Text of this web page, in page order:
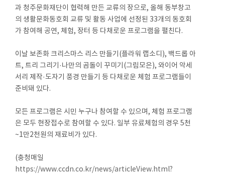
과 청주문화재단이 협력해 만든 교류의 장으로, 올해 동부창고
의 생활문화동호회 교류 및 활동 사업에 선정된 33개의 동호회
가 참여해 공연, 체험, 장터 등 다채로운 프로그램을 펼친다.
이날 보존화 크리스마스 리스 만들기(플라워 랩소디), 백드롭 아
트, 트리 그리기·나만의 곰돌이 꾸미기(그림모은), 와이어 악세
서리 제작·도자기 풍경 만들기 등 다채로운 체험 프로그램들이
준비돼 있다.
모든 프로그램은 시민 누구나 참여할 수 있으며, 체험 프로그램
은 모두 현장접수로 참여할 수 있다. 일부 유료체험의 경우 5천
~1만2천원의 재료비가 있다.
(충청매일
https://www.ccdn.co.kr/news/articleView.html?